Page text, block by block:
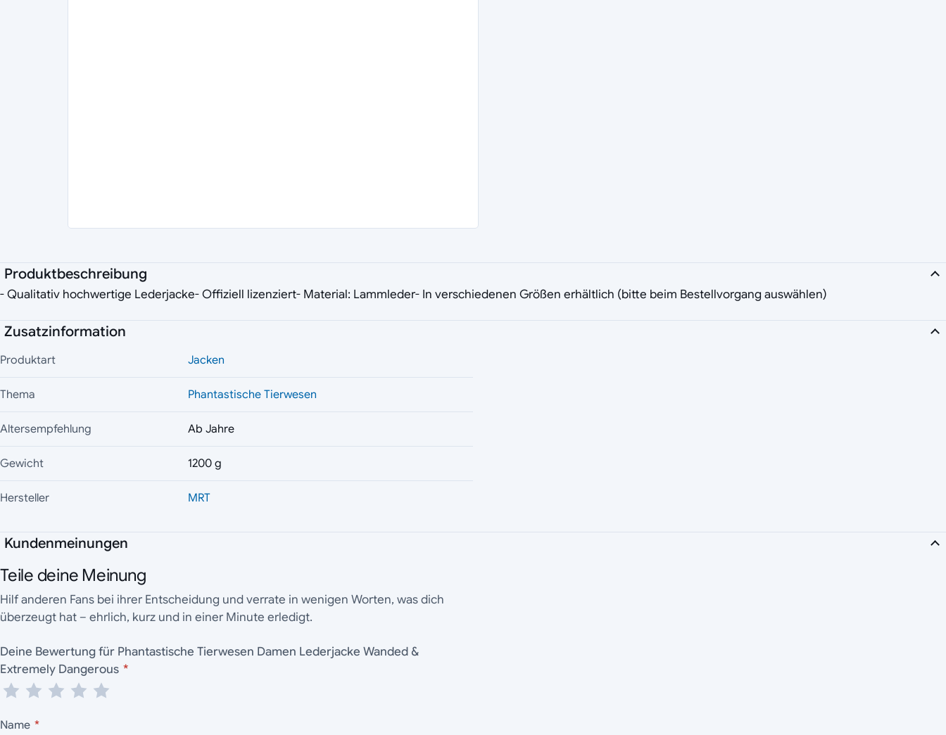
Produktbeschreibung
- Qualitativ hochwertige Lederjacke- Offiziell lizenziert- Material: Lammleder- In verschiedenen Größen erhältlich (bitte beim Bestellvorgang auswählen)
Zusatzinformation
Produktart Jacken
Thema Phantastische Tierwesen
Altersempfehlung Ab Jahre
Gewicht 1200 g
Hersteller MRT
Kundenmeinungen
Teile deine Meinung
Hilf anderen Fans bei ihrer Entscheidung und verrate in wenigen Worten, was dich
überzeugt hat – ehrlich, kurz und in einer Minute erledigt.
Deine Bewertung für Phantastische Tierwesen Damen Lederjacke Wanded &
Extremely Dangerous *
Name *